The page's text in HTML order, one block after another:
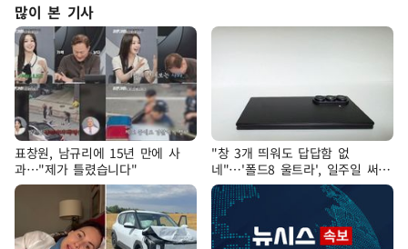
많이 본 기사
표창원, 남규리에 15년 만에 사
과…"제가 틀렸습니다"
"창 3개 띄워도 답답함 없
네"…'폴드8 울트라', 일주일 써보
니